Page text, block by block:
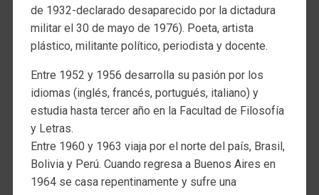
de 1932-declarado desaparecido por la dictadura
militar el 30 de mayo de 1976). Poeta, artista
plástico, militante político, periodista y docente.
Entre 1952 y 1956 desarrolla su pasión por los
idiomas (inglés, francés, portugués, italiano) y
estudia hasta tercer año en la Facultad de Filosofía
y Letras.
Entre 1960 y 1963 viaja por el norte del país, Brasil,
Bolivia y Perú. Cuando regresa a Buenos Aires en
1964 se casa repentinamente y sufre una